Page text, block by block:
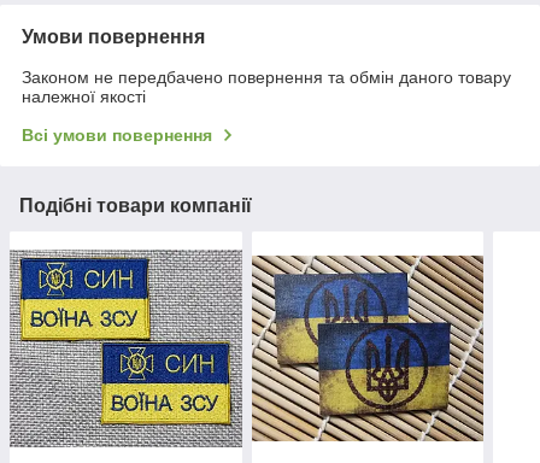
Умови повернення
Законом не передбачено повернення та обмін даного товару
належної якості
Всі умови повернення
Подібні товари компанії